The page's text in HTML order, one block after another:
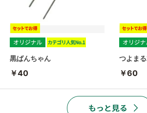
黒ばんちゃん
￥40
つよま
￥60